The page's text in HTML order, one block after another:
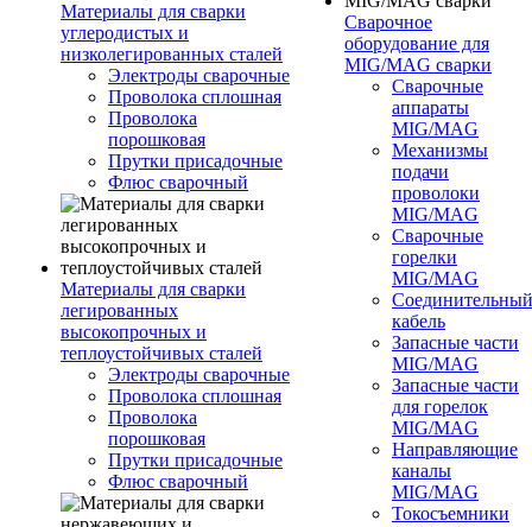
Материалы для сварки
углеродистых и
низколегированных сталей
Электроды сварочные
Проволока сплошная
Проволока
порошковая
Прутки присадочные
Флюс сварочный
Материалы для сварки
легированных
высокопрочных и
теплоустойчивых сталей
Электроды сварочные
Проволока сплошная
Проволока
порошковая
Прутки присадочные
Флюс сварочный
Сварочное
оборудование для
MIG/MAG сварки
Сварочные
аппараты
MIG/MAG
Механизмы
подачи
проволоки
MIG/MAG
Сварочные
горелки
MIG/MAG
Соединительный
кабель
Запасные части
MIG/MAG
Запасные части
для горелок
MIG/MAG
Направляющие
каналы
MIG/MAG
Токосъемники